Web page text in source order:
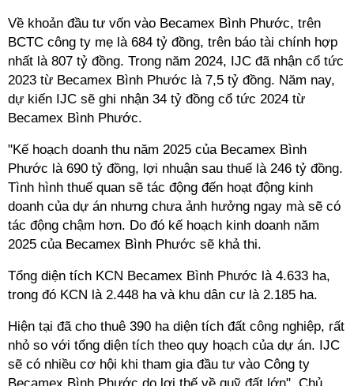
Về khoản đầu tư vốn vào Becamex Bình Phước, trên
BCTC công ty mẹ là 684 tỷ đồng, trên báo tài chính hợp
nhất là 807 tỷ đồng. Trong năm 2024, IJC đã nhận cổ tức
2023 từ Becamex Bình Phước là 7,5 tỷ đồng. Năm nay,
dự kiến IJC sẽ ghi nhận 34 tỷ đồng cổ tức 2024 từ
Becamex Bình Phước.
"Kế hoạch doanh thu năm 2025 của Becamex Bình
Phước là 690 tỷ đồng, lợi nhuận sau thuế là 246 tỷ đồng.
Tình hình thuế quan sẽ tác động đến hoạt động kinh
doanh của dự án nhưng chưa ảnh hưởng ngay mà sẽ có
tác động chậm hơn. Do đó kế hoạch kinh doanh năm
2025 của Becamex Bình Phước sẽ khả thi.
Tổng diện tích KCN Becamex Bình Phước là 4.633 ha,
trong đó KCN là 2.448 ha và khu dân cư là 2.185 ha.
Hiện tại đã cho thuê 390 ha diện tích đất công nghiệp, rất
nhỏ so với tổng diện tích theo quy hoạch của dự án. IJC
sẽ có nhiều cơ hội khi tham gia đầu tư vào Công ty